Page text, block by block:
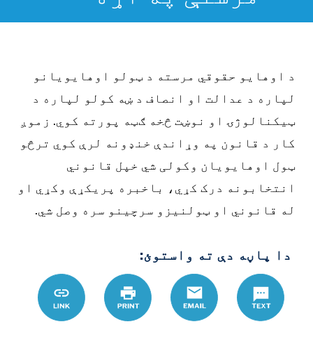
د اوهایو حقوقي مرسته د ټولو اوهایویانو
لپاره د عدالت او انصاف د ښه کولو لپاره د
ټیکنالوژۍ او نوښت څخه ګټه پورته کوي. زموږ
کار د قانون په وړاندې خنډونه لرې کوي ترڅو
ټول اوهایویان وکولی شي خپل قانوني
انتخابونه درک کړي، باخبره پریکړې وکړي او
له قانوني او ټولنیزو سرچینو سره وصل شي.
دا پاڼه دې ته واستوئ:
Text
Email چاپ Link